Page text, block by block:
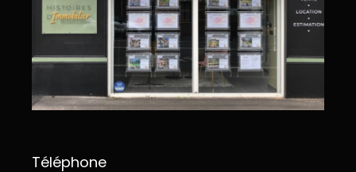
Téléphone